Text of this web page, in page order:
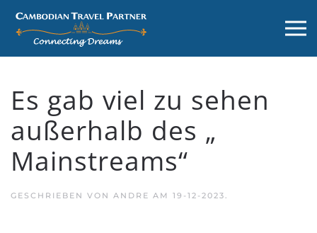
Es gab viel zu sehen
außerhalb des „
Mainstreams“
GESCHRIEBEN VON ANDRE AM 19-12-2023.